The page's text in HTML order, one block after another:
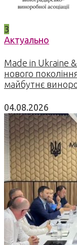
3
Актуально
Made in Ukraine
нового
майбутнє
04.08.2026